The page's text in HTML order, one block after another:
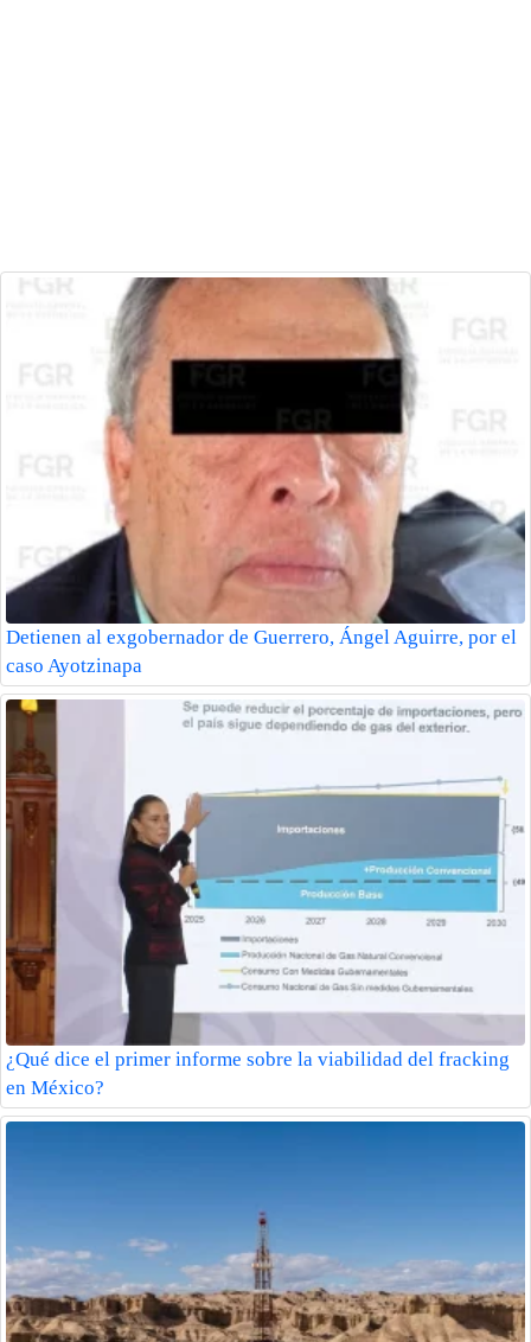
Detienen al exgobernador de Guerrero, Ángel Aguirre, por el
caso Ayotzinapa
¿Qué dice el primer informe sobre la viabilidad del fracking
en México?